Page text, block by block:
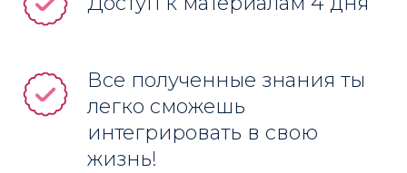
Все полученные знания ты
легко сможешь
интегрировать в свою
жизнь!